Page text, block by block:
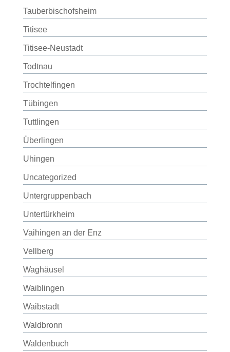
Tauberbischofsheim
Titisee
Titisee-Neustadt
Todtnau
Trochtelfingen
Tübingen
Tuttlingen
Überlingen
Uhingen
Uncategorized
Untergruppenbach
Untertürkheim
Vaihingen an der Enz
Vellberg
Waghäusel
Waiblingen
Waibstadt
Waldbronn
Waldenbuch